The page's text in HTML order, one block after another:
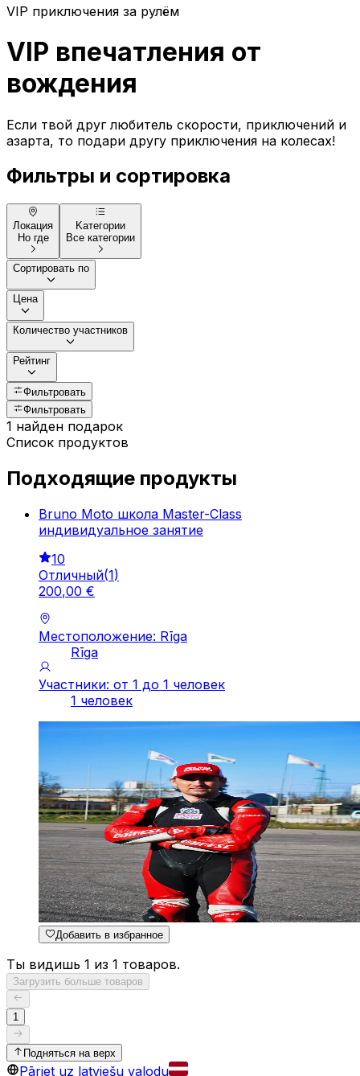
VIP приключения за рулём
VIP впечатления от
вождения
Если твой друг любитель скорости, приключений и
азарта, то подари другу приключения на колесах!
Фильтры и сортировка
Локация
Но где
Kатегории
Все категории
Сортировать по
Цена
Количество участников
Рейтинг
Фильтровать
Фильтровать
1 найден подарок
Список продуктов
Подходящие продукты
Bruno Moto школа Master-Class
индивидуальное занятие
10
Отличный(1)
200,00 €
Местоположение: Rīga
Rīga
Участники: от 1 до 1 человек
1 человек
Добавить в избранное
Ты видишь 1 из 1 товаров.
Загрузить больше товаров
1
Подняться на верх
Pāriet uz latviešu valodu